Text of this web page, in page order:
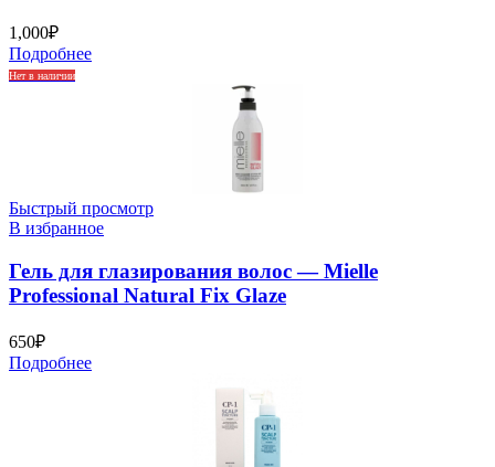
1,000₽
Подробнее
Нет в наличии
Быстрый просмотр
В избранное
Гель для глазирования волос — Mielle
Professional Natural Fix Glaze
650₽
Подробнее